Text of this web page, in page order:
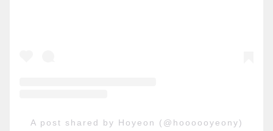
A post shared by Hoyeon (@hoooooyeony)